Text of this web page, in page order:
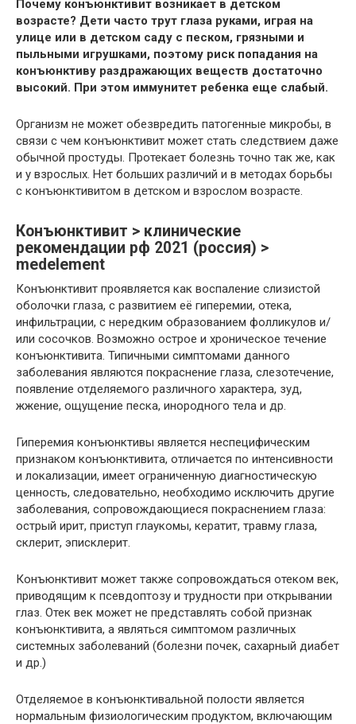
Почему конъюнктивит возникает в детском
возрасте? Дети часто трут глаза руками, играя на
улице или в детском саду с песком, грязными и
пыльными игрушками, поэтому риск попадания на
конъюнктиву раздражающих веществ достаточно
высокий. При этом иммунитет ребенка еще слабый.
Организм не может обезвредить патогенные микробы, в
связи с чем конъюнктивит может стать следствием даже
обычной простуды. Протекает болезнь точно так же, как
и у взрослых. Нет больших различий и в методах борьбы
с конъюнктивитом в детском и взрослом возрасте.
Конъюнктивит > клинические
рекомендации рф 2021 (россия) >
medelement
Конъюнктивит проявляется как воспаление слизистой
оболочки глаза, с развитием её гиперемии, отека,
инфильтрации, с нередким образованием фолликулов и/
или сосочков. Возможно острое и хроническое течение
конъюнктивита. Типичными симптомами данного
заболевания являются покраснение глаза, слезотечение,
появление отделяемого различного характера, зуд,
жжение, ощущение песка, инородного тела и др.
Гиперемия конъюнктивы является неспецифическим
признаком конъюнктивита, отличается по интенсивности
и локализации, имеет ограниченную диагностическую
ценность, следовательно, необходимо исключить другие
заболевания, сопровождающиеся покраснением глаза:
острый ирит, приступ глаукомы, кератит, травму глаза,
склерит, эписклерит.
Конъюнктивит может также сопровождаться отеком век,
приводящим к псевдоптозу и трудности при открывании
глаз. Отек век может не представлять собой признак
конъюнктивита, а являться симптомом различных
системных заболеваний (болезни почек, сахарный диабет
и др.)
Отделяемое в конъюнктивальной полости является
нормальным физиологическим продуктом, включающим